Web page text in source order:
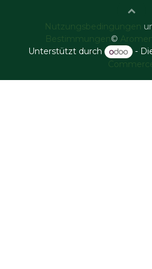
Nutzungsbedingungen
Bestimmungen © Aromen
Unterstützt durch -